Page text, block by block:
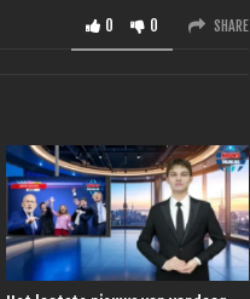
0 0 SHARE